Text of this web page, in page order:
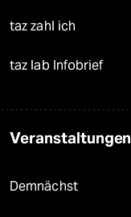
taz zahl ich
taz lab Infobrief
Veranstaltungen
Demnächst